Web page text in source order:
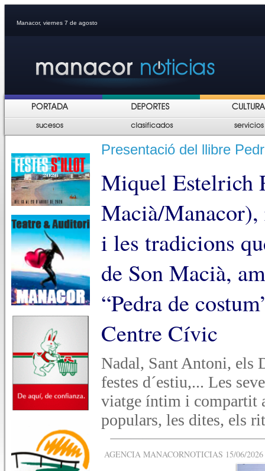
Manacor, viernes 7 de agosto
Presentació del llibre
Miquel Estelrich
Macià/
i les tradicions
de Son Macià,
“Pedra de
Centre Cívic
Nadal, Sant Antoni, els
festes d´estiu,... Les
viatge íntim i compartit
populars, les dites, els
AGENCIA MANACORNOTICIAS 15/06/